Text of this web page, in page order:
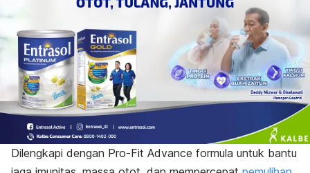
Dilengkapi dengan Pro-Fit Advance formula untuk bantu